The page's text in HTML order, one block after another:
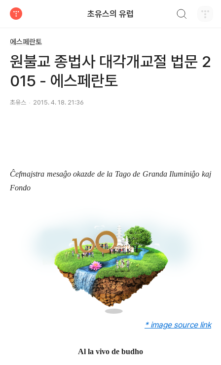
초유스의 유럽
에스페란토
원불교 종법사 대각개교절 법문 2
015 - 에스페란토
초유스 2015. 4. 18. 21:36
Ĉefmajstra mesaĝo okazde de la Tago de Granda Iluminiĝo kaj
Fondo
* image source link
Al la vivo de budho